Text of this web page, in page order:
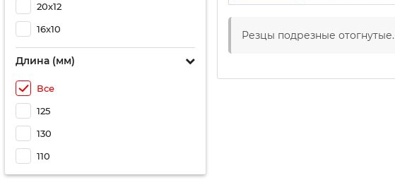
20х12
16х10
Длина (мм)
Все
125
130
110
Резцы подрезные